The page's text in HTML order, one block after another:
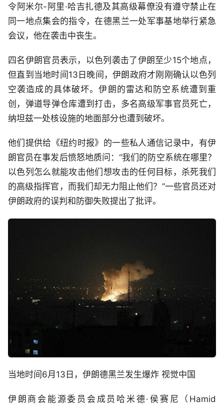
令阿米尔-阿里·哈吉扎德及其高级幕僚没有遵守禁止在
同一地点集会的指令，在德黑兰一处军事基地举行紧急
会议，他在袭击中丧生。
四名伊朗官员表示，以色列袭击了伊朗至少15个地点，
但直到当地时间13日晚间，伊朗政府才刚刚确认以色列
空袭造成的具体破坏。伊朗的雷达和防空系统遭到重
创，弹道导弹仓库遭到打击，多名高级军事官员死亡，
纳坦兹一处核设施的地面部分也遭到破坏。
他们提供给《纽约时报》的一些私人通信记录中，有伊
朗官员在事发后愤怒地质问：“我们的防空系统在哪里？
以色列怎么就能攻击他们想攻击的任何目标，杀死我们
的高级指挥官，而我们却无力阻止他们？”一些官员还对
伊朗政府的误判和防御失败提出了批评。
当地时间6月13日，伊朗德黑兰发生爆炸 视觉中国
伊朗商会能源委员会成员哈米德·侯赛尼（Hamid